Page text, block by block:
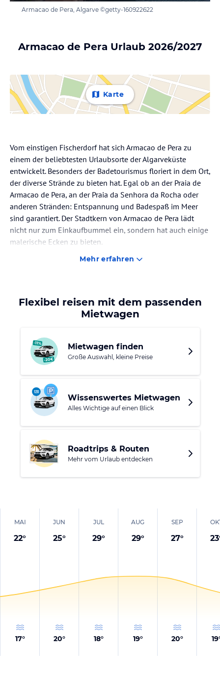
Armacao de Pera, Algarve ©getty-160922622
Armacao de Pera Urlaub 2026/2027
Karte
Vom einstigen Fischerdorf hat sich Armacao de Pera zu
einem der beliebtesten Urlaubsorte der Algarveküste
entwickelt. Besonders der Badetourismus floriert in dem Ort,
der diverse Strände zu bieten hat. Egal ob an der Praia de
Armacao de Pera, an der Praia da Senhora da Rocha oder
anderen Stränden: Entspannung und Badespaß im Meer
sind garantiert. Der Stadtkern von Armacao de Pera lädt
nicht nur zum Einkaufbummel ein, sondern hat auch einige
malerische Ecken zu bieten.
Mehr erfahren
Flexibel reisen mit dem passenden
Mietwagen
Mietwagen finden
Große Auswahl, kleine Preise
Wissenswertes Mietwagen
Alles Wichtige auf einen Blick
Roadtrips & Routen
Mehr vom Urlaub entdecken
MAI
22°
17°
JUN
25°
20°
JUL
29°
18°
AUG
29°
19°
SEP
27°
20°
23
19